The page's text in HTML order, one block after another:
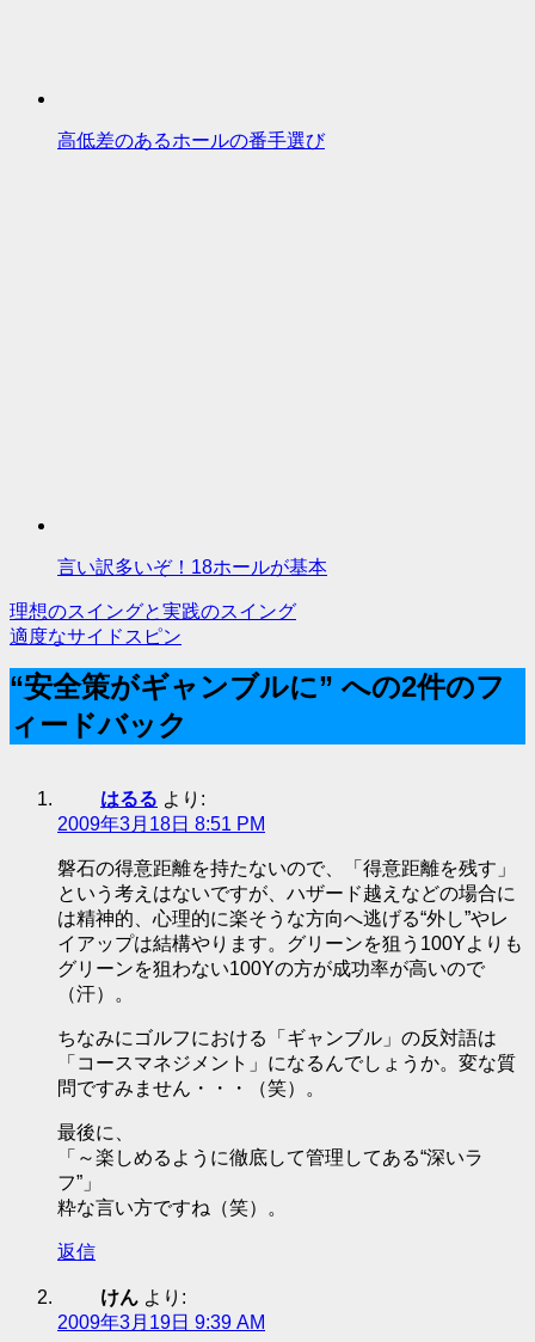
高低差のあるホールの番手選び
言い訳多いぞ！18ホールが基本
投
稿
ナ
ビ
理想のスイングと実践のスイング
適度なサイドスピン
“安全策がギャンブルに” への2件のフ
ィードバック
はるる より:
2009年3月18日 8:51 PM
磐石の得意距離を持たないので、「得意距離を残す」
という考えはないですが、ハザード越えなどの場合に
は精神的、心理的に楽そうな方向へ逃げる“外し”やレ
イアップは結構やります。グリーンを狙う100Yよりも
グリーンを狙わない100Yの方が成功率が高いので
（汗）。
ちなみにゴルフにおける「ギャンブル」の反対語は
「コースマネジメント」になるんでしょうか。変な質
問ですみません・・・（笑）。
最後に、
「～楽しめるように徹底して管理してある“深いラ
フ”」
粋な言い方ですね（笑）。
返信
けん より:
2009年3月19日 9:39 AM